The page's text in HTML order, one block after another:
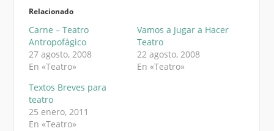
Relacionado
Carne – Teatro
Antropofágico
27 agosto, 2008
En «Teatro»
Vamos a Jugar a Hacer
Teatro
22 agosto, 2008
En «Teatro»
Textos Breves para
teatro
25 enero, 2011
En «Teatro»